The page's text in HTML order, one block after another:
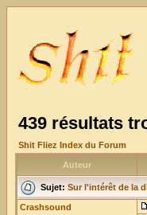
439 résultats
Shit Fliez Index du Forum
Auteur
Sujet: Sur l'intérêt de la
Crashsound